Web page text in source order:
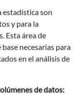
estadística son
y para la
Esta área de
necesarias para
en el análisis de
de datos: